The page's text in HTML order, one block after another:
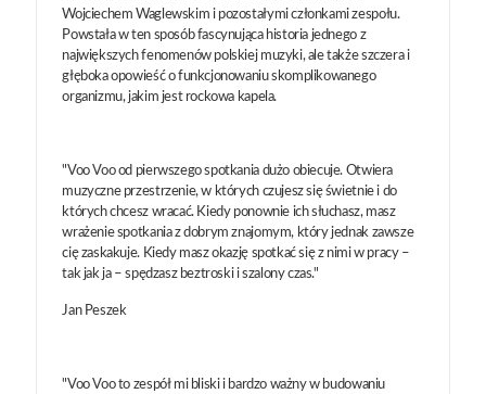
Wojciechem Waglewskim i pozostałymi członkami zespołu.
Powstała w ten sposób fascynująca historia jednego z
największych fenomenów polskiej muzyki, ale także szczera i
głęboka opowieść o funkcjonowaniu skomplikowanego
organizmu, jakim jest rockowa kapela.
"Voo Voo od pierwszego spotkania dużo obiecuje. Otwiera
muzyczne przestrzenie, w których czujesz się świetnie i do
których chcesz wracać. Kiedy ponownie ich słuchasz, masz
wrażenie spotkania z dobrym znajomym, który jednak zawsze
cię zaskakuje. Kiedy masz okazję spotkać się z nimi w pracy –
tak jak ja – spędzasz beztroski i szalony czas."
Jan Peszek
"Voo Voo to zespół mi bliski i bardzo ważny w budowaniu